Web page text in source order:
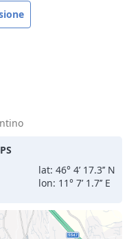
stagione. Preventivi
lat: 46° 4’ 17.3’’ N
lon: 11° 7’ 1.7’’ E